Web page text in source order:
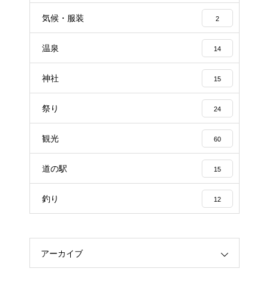
気候・服装 2
温泉 14
神社 15
祭り 24
観光 60
道の駅 15
釣り 12
アーカイブ